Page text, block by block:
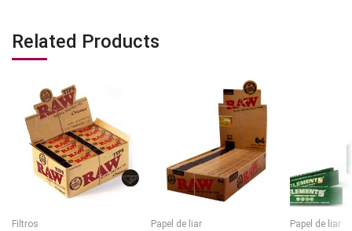
Related Products
Filtros Papel de liar Papel de liar